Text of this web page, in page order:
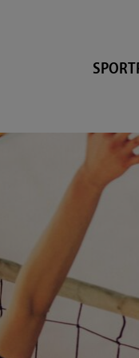
STUDENT-
EXKURSIONEN